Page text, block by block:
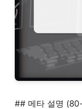
## 메타 설명